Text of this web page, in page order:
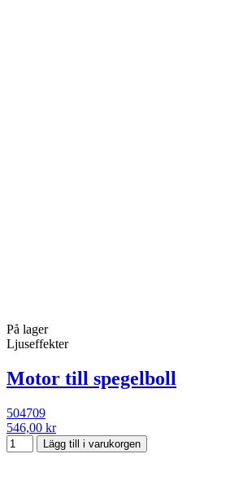
På lager
Ljuseffekter
Motor till spegelboll
504709
546,00 kr
Lägg till i varukorgen